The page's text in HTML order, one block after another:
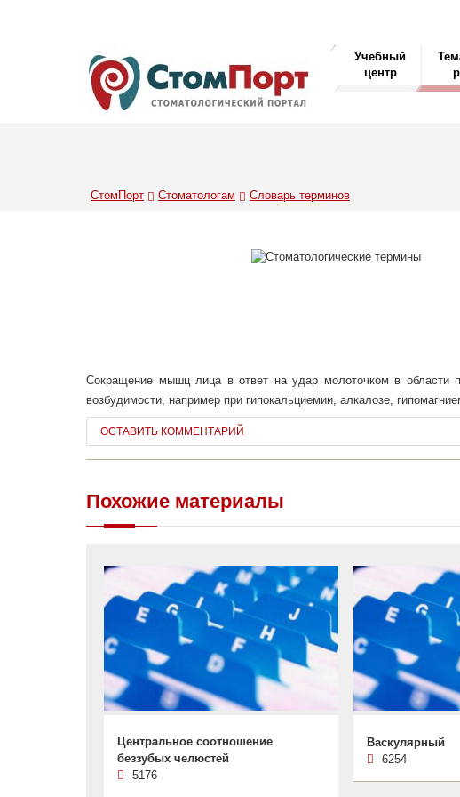
Учебный
центр
СтомПорт Стоматологам Словарь терминов
Сокращение мышц лица в ответ на удар молоточком в области
возбудимости, например при гипокальциемии, алкалозе,
ОСТАВИТЬ КОММЕНТАРИЙ
Похожие материалы
Центральное соотношение
беззубых челюстей
5176
Васкулярный
6254